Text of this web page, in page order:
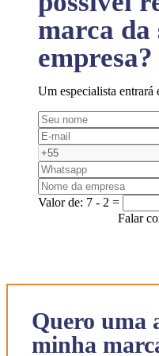
Quero uma
minha
marca da
empresa?
Um especialista entrará
Valor de: 7 - 2 =
Falar